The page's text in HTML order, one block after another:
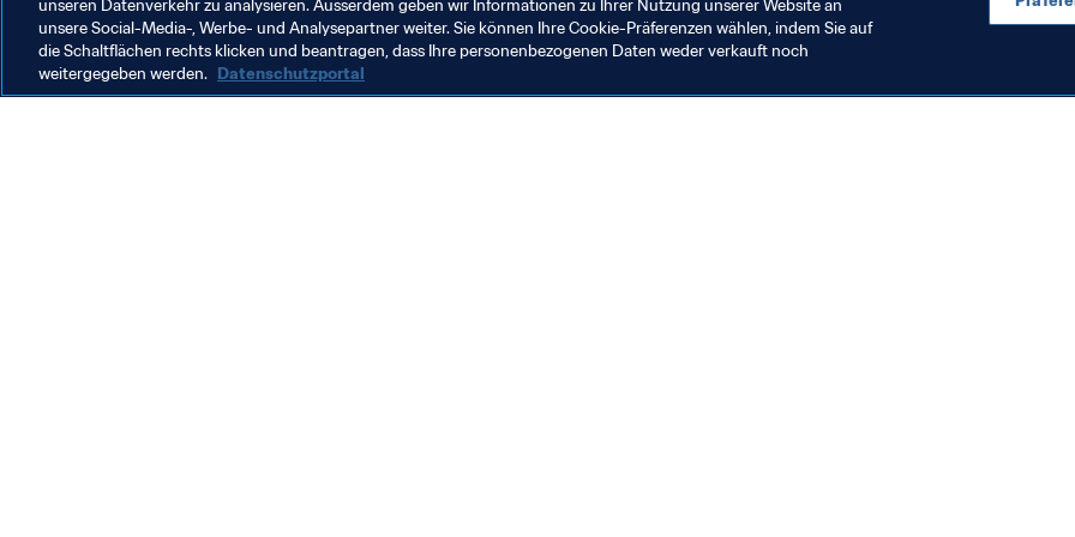
unseren Datenverkehr zu analysieren. Ausserdem geben wir Informationen zu Ihrer Nutzung unserer Website an
unsere Social-Media-, Werbe- und Analysepartner weiter. Sie können Ihre Cookie-Präferenzen wählen, indem Sie auf
die Schaltflächen rechts klicken und beantragen, dass Ihre personenbezogenen Daten weder verkauft noch
weitergegeben werden. Datenschutzportal